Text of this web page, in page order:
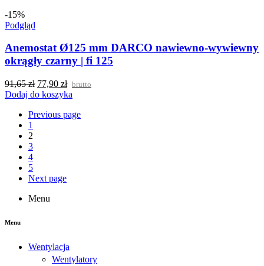
-15%
Podgląd
Anemostat Ø125 mm DARCO nawiewno-wywiewny
okrągły czarny | fi 125
91,65zł 77,90 zł brutto
Dodaj do koszyka
Previous page
1
2
3
4
5
Next page
Menu
Menu
Wentylacja
Wentylatory